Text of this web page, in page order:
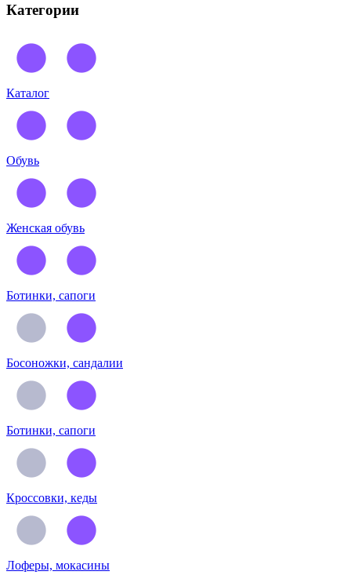
Категории
Каталог
Обувь
Женская обувь
Ботинки, сапоги
Босоножки, сандалии
Ботинки, сапоги
Кроссовки, кеды
Лоферы, мокасины